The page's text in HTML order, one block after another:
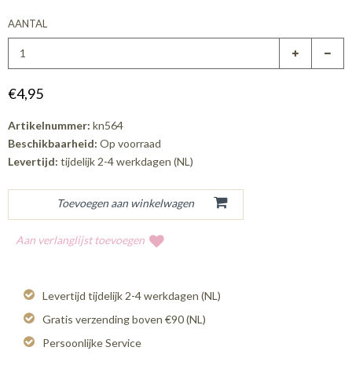
AANTAL
€4,95
Artikelnummer: kn564
Beschikbaarheid: Op voorraad
Levertijd: tijdelijk 2-4 werkdagen (NL)
Aan verlanglijst toevoegen
Levertijd tijdelijk 2-4 werkdagen (NL)
Gratis verzending boven €90 (NL)
Persoonlijke Service